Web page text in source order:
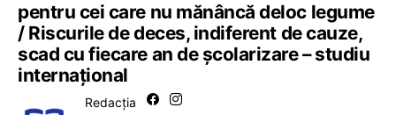
pentru cei care nu mănâncă deloc legume
/ Riscurile de deces, indiferent de cauze,
scad cu fiecare an de școlarizare – studiu
internațional
Redacția